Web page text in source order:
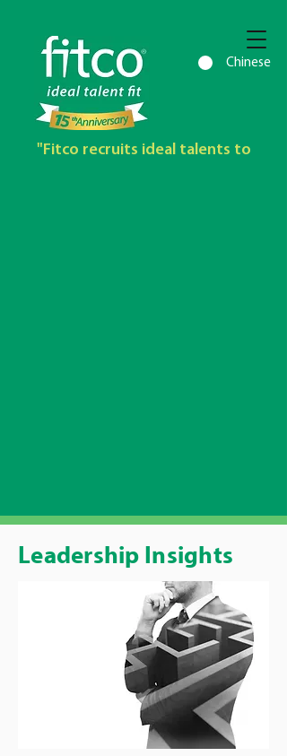
Chinese
"Fitco recruits ideal talents to
Leadership Insights